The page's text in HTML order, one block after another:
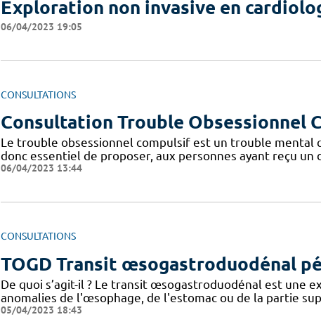
Exploration non invasive en
06/04/2023 19:05
CONSULTATIONS
Consultation Trouble Obsessionnel
Le trouble obsessionnel compulsif est un trouble mental
donc essentiel de proposer, aux personnes ayant reçu
06/04/2023 13:44
CONSULTATIONS
TOGD Transit œsogastroduodénal
De quoi s’agit-il ? Le transit œsogastroduodénal est une
anomalies de l'œsophage, de l'estomac ou de la partie
05/04/2023 18:43